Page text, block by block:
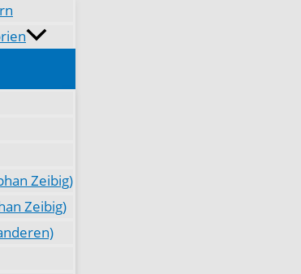
Zeibig)
Zeibig)